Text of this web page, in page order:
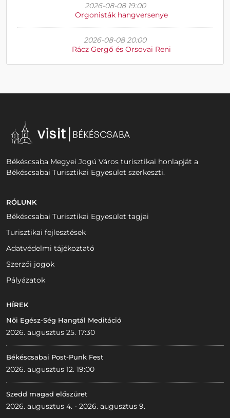
2026-08-08 19:00
Orgonisták hangversenye
2026-08-08 20:00
Rácz Gergő és Orsovai Reni
Békéscsaba Megyei Jogú Város turisztikai honlapját a
Békéscsabai Turisztikai Egyesület szerkeszti.
RÓLUNK
Békéscsabai Turisztikai Egyesület tagjai
Turisztikai fejlesztések
Adatvédelmi tájékoztató
Szerzői jogok
Pályázatok
HÍREK
Női Egész-Ség Hangtál Meditáció
2026. augusztus 25. 17:30
Békéscsabai Post-Punk Fest
2026. augusztus 12. 19:00
Szedd magad előszüret
2026. augusztus 4. - 2026. augusztus 9.